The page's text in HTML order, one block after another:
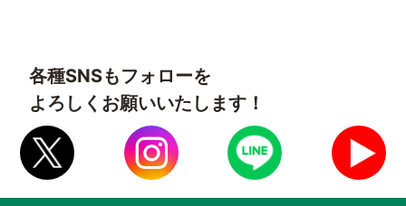
各種SNSもフォローを
よろしくお願いいたします！